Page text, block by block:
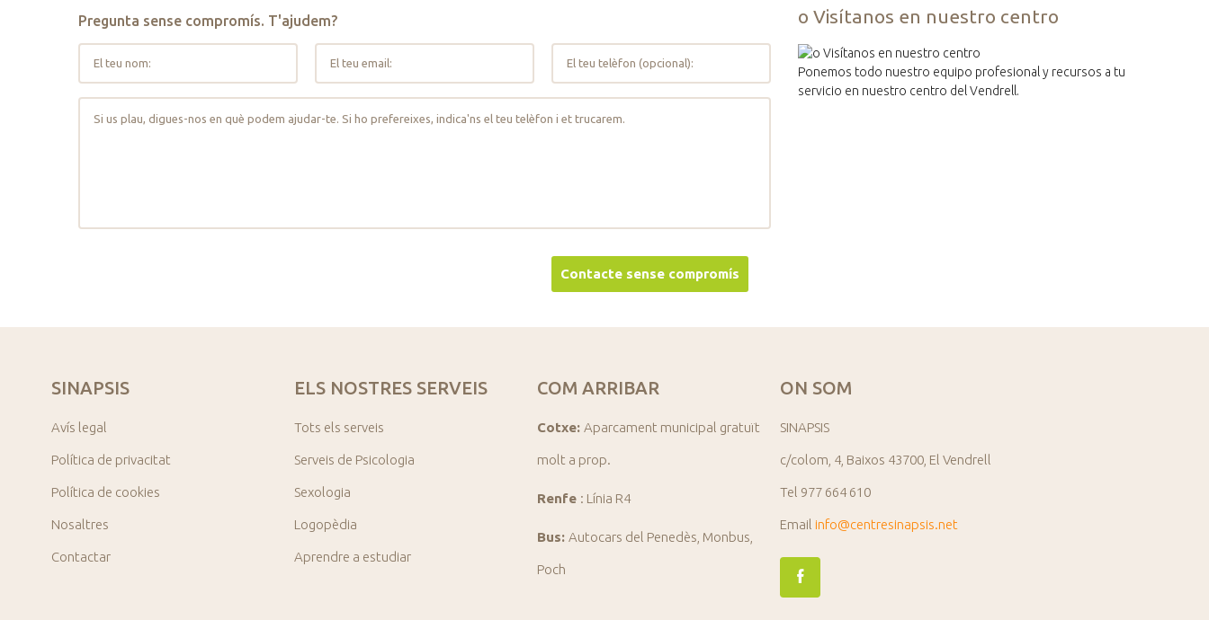
Pregunta sense compromís. T'ajudem? o Visítanos en nuestro centro
Ponemos todo nuestro equipo profesional y recursos a tu
servicio en nuestro centro del Vendrell.
SINAPSIS
Avís legal
Política de privacitat
Política de cookies
Nosaltres
Contactar
ELS NOSTRES SERVEIS
Tots els serveis
Serveis de Psicologia
Sexologia
Logopèdia
Aprendre a estudiar
COM ARRIBAR
Cotxe: Aparcament municipal gratuït
molt a prop.
Renfe : Línia R4
Bus: Autocars del Penedès, Monbus,
Poch
ON SOM
SINAPSIS
c/colom, 4, Baixos 43700, El Vendrell
Tel 977 664 610
Email info@centresinapsis.net